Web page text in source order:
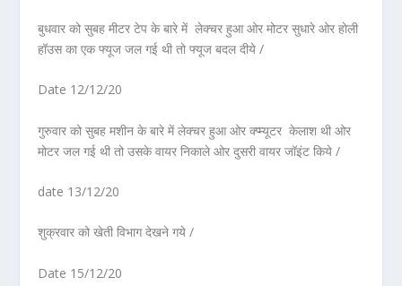
बुधवार को सुबह मीटर टेप के बारे में लेक्चर हुआ ओर मोटर सुधारे ओर होली
हॉउस का एक फ्यूज जल गई थी तो फ्यूज बदल दीये /
Date 12/12/20
गुरुवार को सुबह मशीन के बारे में लेक्चर हुआ ओर क्प्म्यूटर केलाश थी ओर
मोटर जल गई थी तो उसके वायर निकाले ओर दुसरी वायर जॉइंट किये /
date 13/12/20
शुक्रवार को खेती विभाग देखने गये /
Date 15/12/20